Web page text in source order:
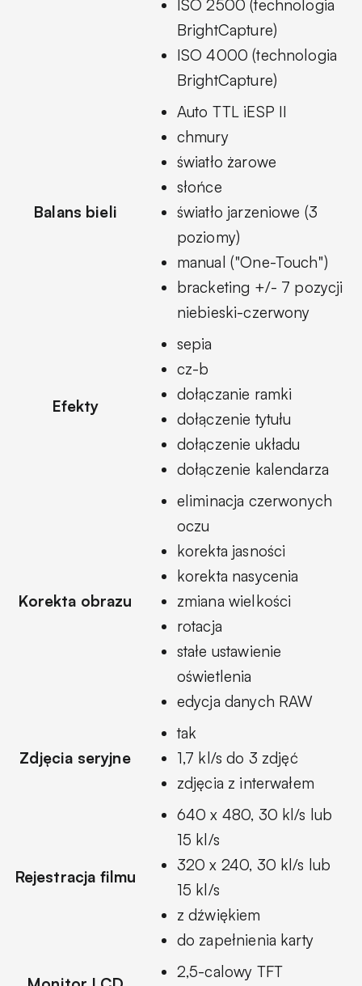
ISO 2500 (technologia
BrightCapture)
ISO 4000 (technologia
BrightCapture)
Balans bieli
Auto TTL iESP II
chmury
światło żarowe
słońce
światło jarzeniowe (3
poziomy)
manual ("One-Touch")
bracketing +/- 7 pozycji
niebieski-czerwony
Efekty
sepia
cz-b
dołączanie ramki
dołączenie tytułu
dołączenie układu
dołączenie kalendarza
Korekta obrazu
eliminacja czerwonych
oczu
korekta jasności
korekta nasycenia
zmiana wielkości
rotacja
stałe ustawienie
oświetlenia
edycja danych RAW
Zdjęcia seryjne
tak
1,7 kl/s do 3 zdjęć
zdjęcia z interwałem
Rejestracja filmu
640 x 480, 30 kl/s lub
15 kl/s
320 x 240, 30 kl/s lub
15 kl/s
z dźwiękiem
do zapełnienia karty
2,5-calowy TFT